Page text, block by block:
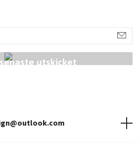
utskicket